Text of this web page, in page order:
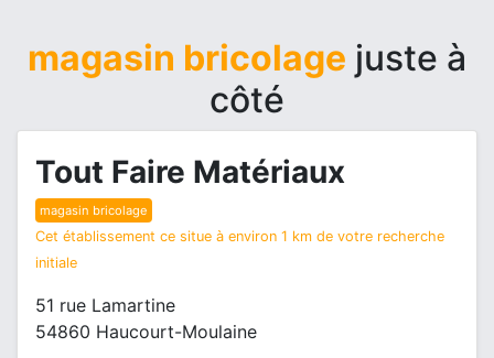
magasin bricolage juste à
côté
Tout Faire Matériaux
magasin bricolage
Cet établissement ce situe à environ 1 km de votre recherche
initiale
51 rue Lamartine
54860 Haucourt-Moulaine